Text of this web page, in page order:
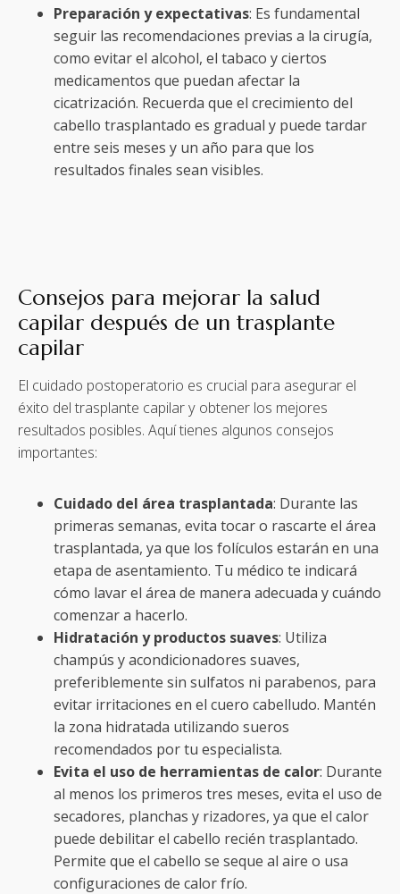
Preparación y expectativas: Es fundamental
seguir las recomendaciones previas a la cirugía,
como evitar el alcohol, el tabaco y ciertos
medicamentos que puedan afectar la
cicatrización. Recuerda que el crecimiento del
cabello trasplantado es gradual y puede tardar
entre seis meses y un año para que los
resultados finales sean visibles.
Consejos para mejorar la salud
capilar después de un trasplante
capilar
El cuidado postoperatorio es crucial para asegurar el
éxito del trasplante capilar y obtener los mejores
resultados posibles. Aquí tienes algunos consejos
importantes:
Cuidado del área trasplantada: Durante las
primeras semanas, evita tocar o rascarte el área
trasplantada, ya que los folículos estarán en una
etapa de asentamiento. Tu médico te indicará
cómo lavar el área de manera adecuada y cuándo
comenzar a hacerlo.
Hidratación y productos suaves: Utiliza
champús y acondicionadores suaves,
preferiblemente sin sulfatos ni parabenos, para
evitar irritaciones en el cuero cabelludo. Mantén
la zona hidratada utilizando sueros
recomendados por tu especialista.
Evita el uso de herramientas de calor: Durante
al menos los primeros tres meses, evita el uso de
secadores, planchas y rizadores, ya que el calor
puede debilitar el cabello recién trasplantado.
Permite que el cabello se seque al aire o usa
configuraciones de calor frío.